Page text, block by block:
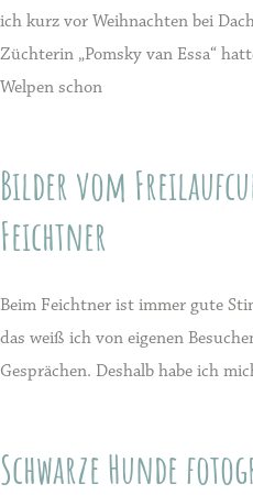
ich kurz vor Weihnachten bei
Züchterin „Pomsky van Essa“
Welpen schon
Bilder vom
Feichtner
Beim Feichtner ist immer gute
das weiß ich von eigenen
Gesprächen. Deshalb habe ich
Schwarze Hunde